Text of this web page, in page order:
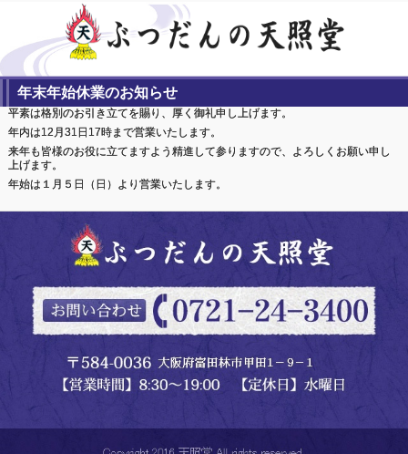
年末年始休業のお知らせ
平素は格別のお引き立てを賜り、厚く御礼申し上げます。
年内は12月31日17時まで営業いたします。
来年も皆様のお役に立てますよう精進して参りますので、よろしくお願い申し
上げます。
年始は１月５日（日）より営業いたします。